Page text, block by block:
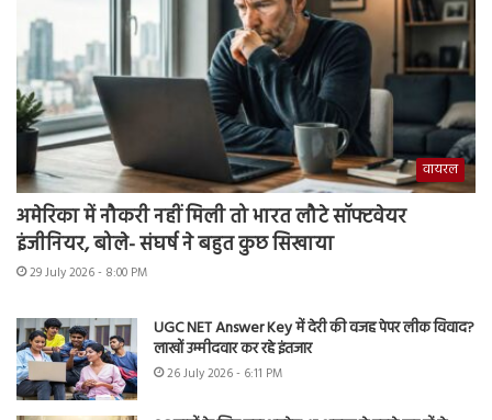
वायरल
अमेरिका में नौकरी नहीं मिली तो भारत लौटे सॉफ्टवेयर
इंजीनियर, बोले- संघर्ष ने बहुत कुछ सिखाया
29 July 2026 - 8:00 PM
UGC NET Answer Key में देरी की वजह पेपर लीक विवाद?
लाखों उम्मीदवार कर रहे इंतजार
26 July 2026 - 6:11 PM